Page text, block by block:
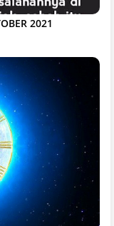
2021